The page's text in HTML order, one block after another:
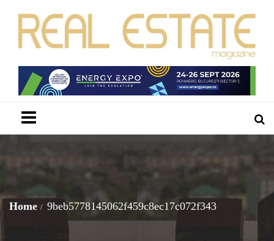
Home 9beb5778145062f459c8ec17c072f343